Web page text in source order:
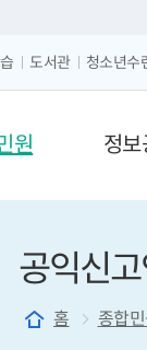
도서관 청소년수
글자
원 정
공익신
홈 종합